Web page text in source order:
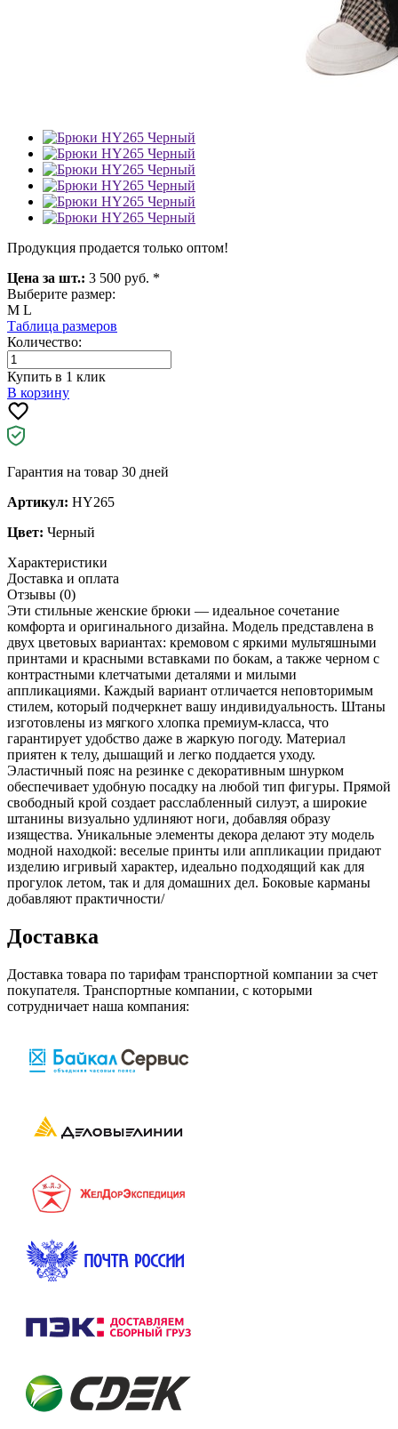
Продукция продается только оптом!
Цена за шт.: 3 500 руб. *
Выберите размер:
M L
Таблица размеров
Количество:
Купить в 1 клик
В корзину
Гарантия на товар 30 дней
Артикул: HY265
Цвет: Черный
Характеристики
Доставка и оплата
Отзывы (0)
Эти стильные женские брюки — идеальное сочетание
комфорта и оригинального дизайна. Модель представлена в
двух цветовых вариантах: кремовом с яркими мультяшными
принтами и красными вставками по бокам, а также черном с
контрастными клетчатыми деталями и милыми
аппликациями. Каждый вариант отличается неповторимым
стилем, который подчеркнет вашу индивидуальность. Штаны
изготовлены из мягкого хлопка премиум-класса, что
гарантирует удобство даже в жаркую погоду. Материал
приятен к телу, дышащий и легко поддается уходу.
Эластичный пояс на резинке с декоративным шнурком
обеспечивает удобную посадку на любой тип фигуры. Прямой
свободный крой создает расслабленный силуэт, а широкие
штанины визуально удлиняют ноги, добавляя образу
изящества. Уникальные элементы декора делают эту модель
модной находкой: веселые принты или аппликации придают
изделию игривый характер, идеально подходящий как для
прогулок летом, так и для домашних дел. Боковые карманы
добавляют практичности/
Доставка
Доставка товара по тарифам транспортной компании за счет
покупателя. Транспортные компании, с которыми
сотрудничает наша компания: